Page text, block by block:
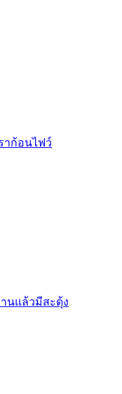
าก้อนไฟว์
นแล้วมีสะดุ้ง